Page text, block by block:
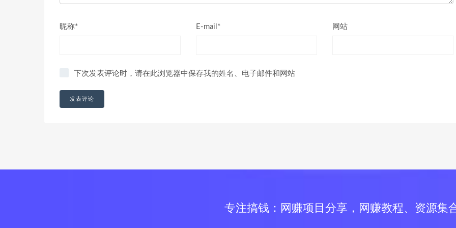
昵称* E-mail* 网站
下次发表评论时，请在此浏览器中保存我的姓名、电子邮件和网站
专注搞钱：网赚项目分享，网赚教程、资源集